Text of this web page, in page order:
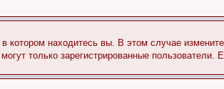
находитесь вы. В этом случае
только зарегистрированные